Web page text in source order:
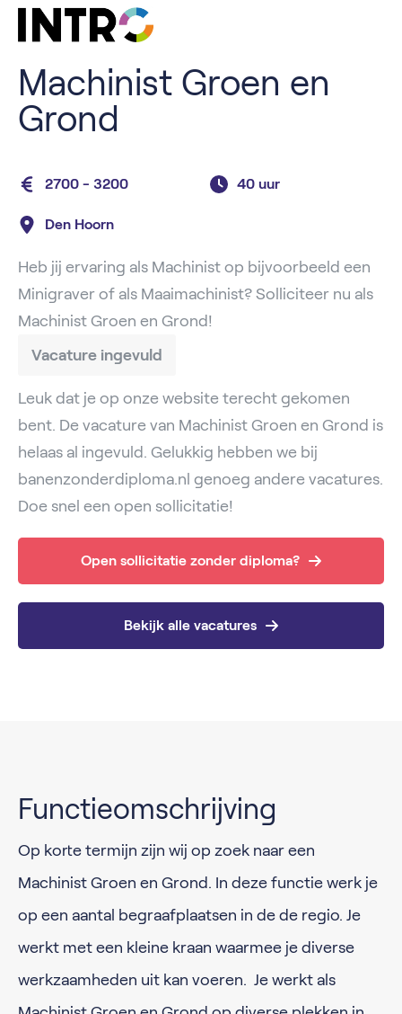
Machinist Groen en
Grond
2700 - 3200 40 uur
Den Hoorn
Heb jij ervaring als Machinist op bijvoorbeeld een
Minigraver of als Maaimachinist? Solliciteer nu als
Machinist Groen en Grond!
Vacature ingevuld
Leuk dat je op onze website terecht gekomen
bent. De vacature van Machinist Groen en Grond is
helaas al ingevuld. Gelukkig hebben we bij
banenzonderdiploma.nl genoeg andere vacatures.
Doe snel een open sollicitatie!
Open sollicitatie zonder diploma?
Bekijk alle vacatures
Functieomschrijving
Op korte termijn zijn wij op zoek naar een
Machinist Groen en Grond. In deze functie werk je
op een aantal begraafplaatsen in de de regio. Je
werkt met een kleine kraan waarmee je diverse
werkzaamheden uit kan voeren. Je werkt als